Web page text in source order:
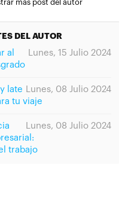
mas post del autor
DEL AUTOR
Lunes, 15 Julio 2024
al
Lunes, 08 Julio 2024
late
tu viaje
Lunes, 08 Julio 2024
trabajo